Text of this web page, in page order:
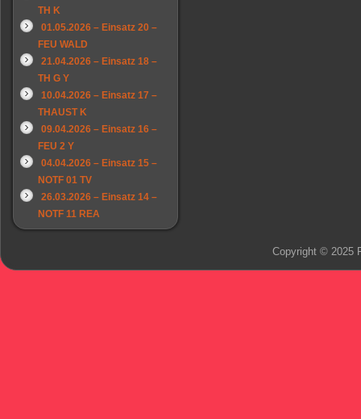
TH K
01.05.2026 – Einsatz 20 –
FEU WALD
21.04.2026 – Einsatz 18 –
TH G Y
10.04.2026 – Einsatz 17 –
THAUST K
09.04.2026 – Einsatz 16 –
FEU 2 Y
04.04.2026 – Einsatz 15 –
NOTF 01 TV
26.03.2026 – Einsatz 14 –
NOTF 11 REA
Copyright © 2025